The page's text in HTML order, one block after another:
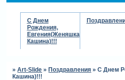
С Днем
Рождения,
Евгения(Женяшка
Кашина)!!!
»Art-Slide » Поздравления »С Днем
Кашина)!!!